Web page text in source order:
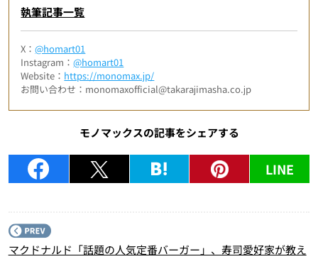
執筆記事一覧
X：@homart01
Instagram：@homart01
Website： https://monomax.jp/
お問い合わせ：monomaxofficial@takarajimasha.co.jp
モノマックスの記事をシェアする
LINE
マクドナルド「話題の人気定番バーガー」、寿司愛好家が教え